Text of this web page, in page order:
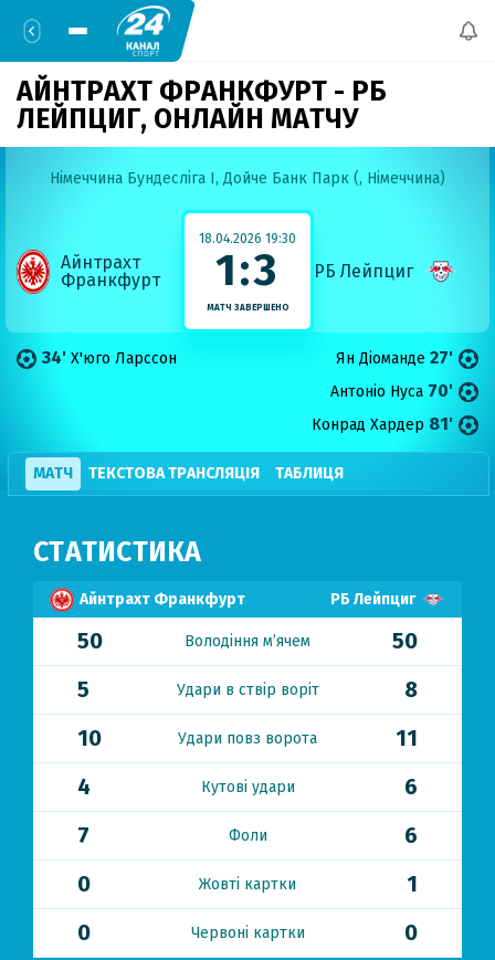
АЙНТРАХТ ФРАНКФУРТ - РБ
ЛЕЙПЦИГ, ОНЛАЙН МАТЧУ
Німеччина Бундесліга I, Дойче Банк Парк (, Німеччина)
Айнтрахт
Франкфурт
18.04.2026 19:30
1:3
МАТЧ ЗАВЕРШЕНО
РБ Лейпциг
34' Х'юго Ларссон Ян Діоманде 27'
Антоніо Нуса 70'
Конрад Хардер 81'
МАТЧ ТЕКСТОВА ТРАНСЛЯЦІЯ ТАБЛИЦЯ
СТАТИСТИКА
Айнтрахт Франкфурт РБ Лейпциг
50 Володіння м’ячем
50
5
Удари в ствір воріт
8
10
Удари повз ворота
11
4
Кутові удари
6
7
Фоли
6
0
Жовті картки
1
0
Червоні картки 0